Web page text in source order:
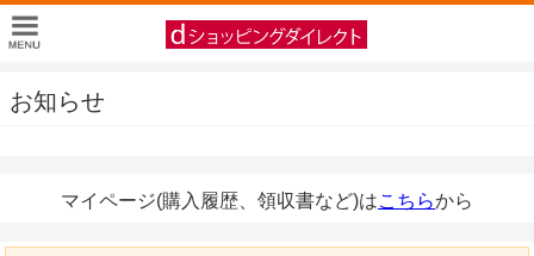
お知らせ
マイページ(購入履歴、領収書など)はこちらから